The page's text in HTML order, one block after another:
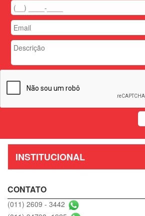
INSTITUCIONAL
CONTATO
(011) 2609 - 3442